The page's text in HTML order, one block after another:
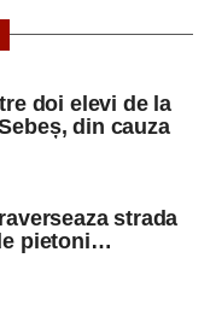
doi elevi de la
din cauza
strada
pietoni…